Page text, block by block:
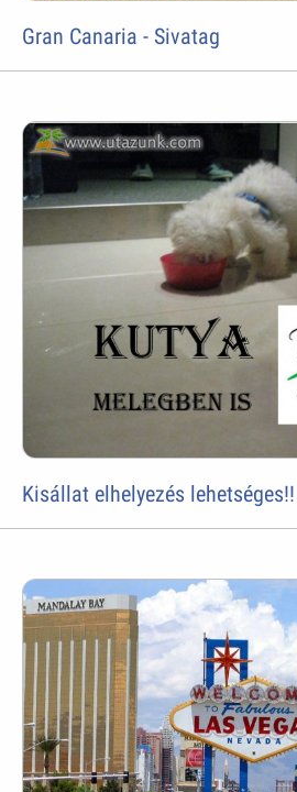
Gran Canaria - Sivatag
Kisállat elhelyezés lehetséges!!